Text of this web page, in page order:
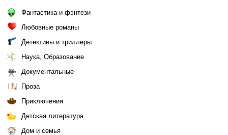
Фантастика и фэнтези
Любовные романы
Детективы и триллеры
Наука, Образование
Документальные
Проза
Приключения
Детская литература
Дом и семья